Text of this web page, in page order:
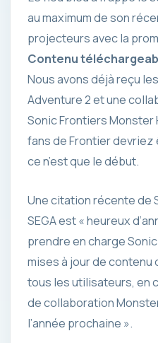
au maximum de son
projecteurs avec la
Contenu
Nous avons déjà reçu
Adventure 2 et une
Sonic Frontiers Monster
fans de Frontier devriez
ce n’est que le début.
Une citation récente de
SEGA est « heureux
prendre en charge
mises à jour de
tous les utilisateurs, en
de collaboration
l’année prochaine ».